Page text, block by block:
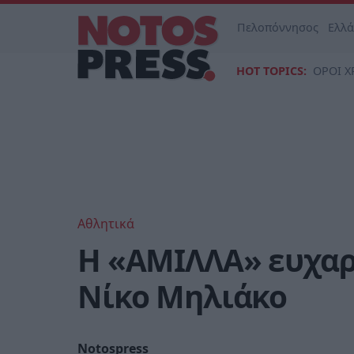
Πελοπόννησος
HOT TOPICS: ΟΡΟΙ
Αθλητικά
Η «ΑΜΙΛΛΑ»
Νίκο Μηλιάκο
Notospress